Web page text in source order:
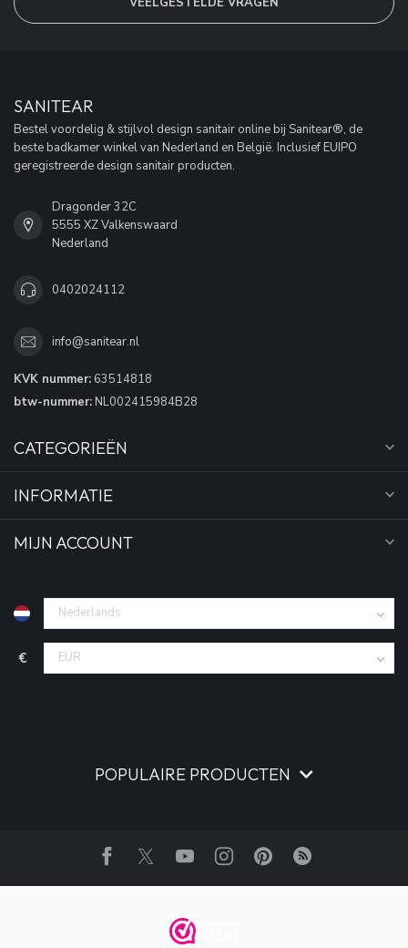
SANITEAR
Bestel voordelig & stijlvol design sanitair online bij Sanitear®, de
beste badkamer winkel van Nederland en België. Inclusief EUIPO
geregistreerde design sanitair producten.
Dragonder 32C
5555 XZ Valkenswaard
Nederland
0402024112
info@sanitear.nl
KVK nummer: 63514818
btw-nummer: NL002415984B28
CATEGORIEËN
INFORMATIE
MIJN ACCOUNT
€
POPULAIRE PRODUCTEN